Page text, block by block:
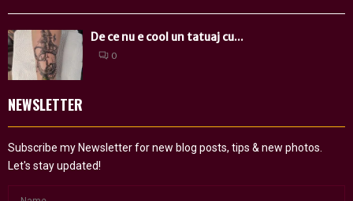
De ce nu e cool un tatuaj cu...
0
NEWSLETTER
Subscribe my Newsletter for new blog posts, tips & new photos.
Let's stay updated!